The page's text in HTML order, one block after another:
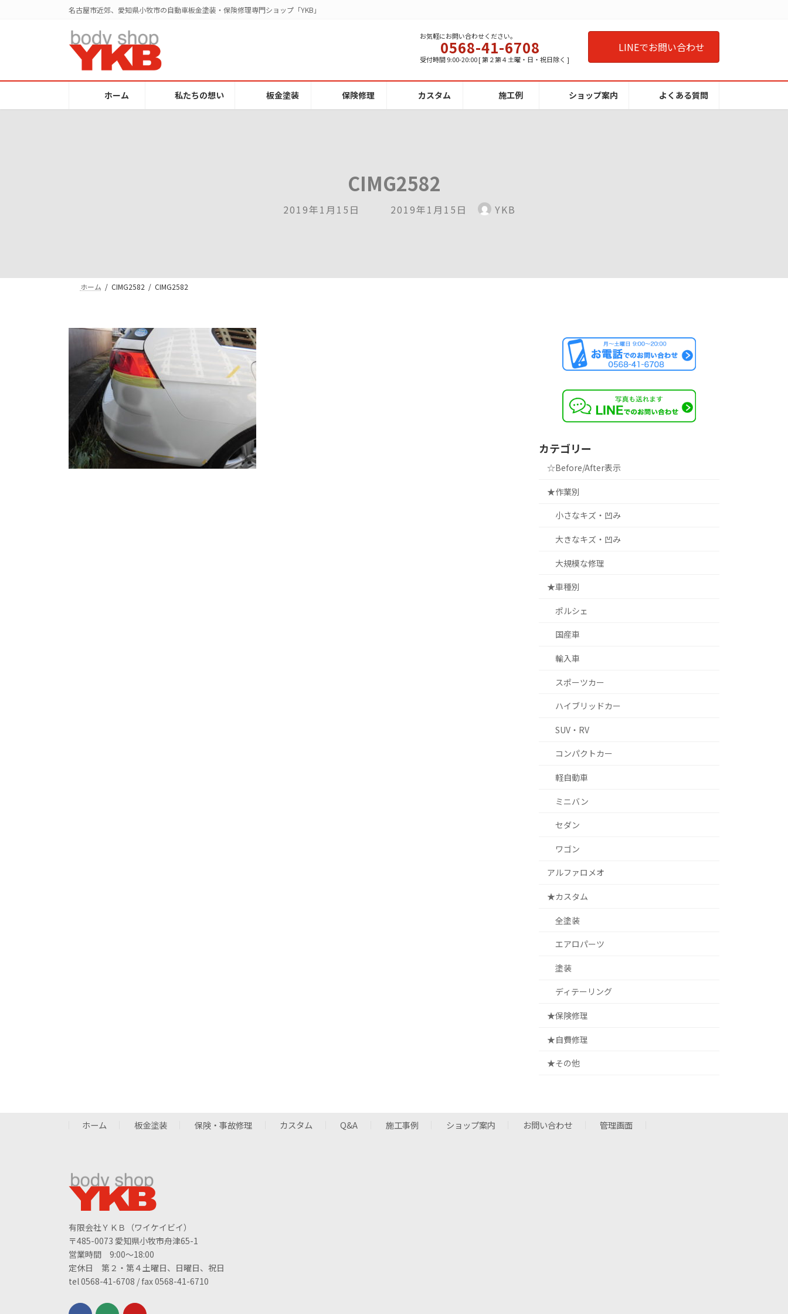
へ
ョ
名古屋市近郊、愛知県小牧市の自動車板金塗装・保険修理専門ショップ「YKB」
お気軽にお問い合わせください。
0568-41-6708
受付時間 9:00-20:00 [ 第２第４土曜・日・祝日除く ]
LINEでお問い合わせ
ホーム 私たちの想い 板金塗装 保険修理 カスタム 施工例 ショップ案内 よくある質問
CIMG2582
2019年1月15日
最
時
2019年1月15日 YKB
ホーム CIMG2582 CIMG2582
カテゴリー
☆Before/After表示
★作業別
小さなキズ・凹み
大きなキズ・凹み
大規模な修理
★車種別
ポルシェ
国産車
輸入車
スポーツカー
ハイブリッドカー
SUV・RV
コンパクトカー
軽自動車
ミニバン
セダン
ワゴン
アルファロメオ
★カスタム
全塗装
エアロパーツ
塗装
ディテーリング
★保険修理
★自費修理
★その他
ホーム 板金塗装 保険・事故修理 カスタム Q&A 施工事例 ショップ案内 お問い合わせ 管理画面
有限会社ＹＫＢ（ワイケイビイ）
〒485-0073 愛知県小牧市舟津65-1
営業時間 9:00～18:00
定休日 第２・第４土曜日、日曜日、祝日
tel 0568-41-6708 / fax 0568-41-6710